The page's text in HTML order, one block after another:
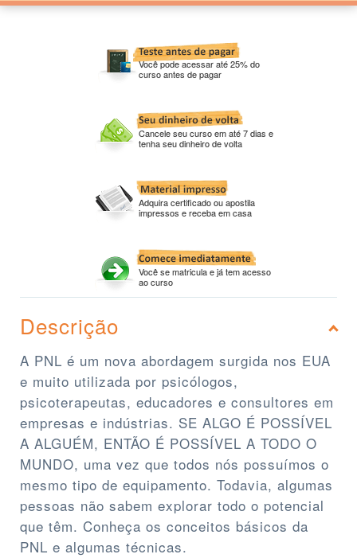
Você pode acessar até 25% do
curso antes de pagar
Cancele seu curso em até 7 dias e
tenha seu dinheiro de volta
Adquira certificado ou apostila
impressos e receba em casa
Você se matricula e já tem acesso
ao curso
Descrição
A PNL é um nova abordagem surgida nos EUA
e muito utilizada por psicólogos,
psicoterapeutas, educadores e consultores em
empresas e indústrias. SE ALGO É POSSÍVEL
A ALGUÉM, ENTÃO É POSSÍVEL A TODO O
MUNDO, uma vez que todos nós possuímos o
mesmo tipo de equipamento. Todavia, algumas
pessoas não sabem explorar todo o potencial
que têm. Conheça os conceitos básicos da
PNL e algumas técnicas.